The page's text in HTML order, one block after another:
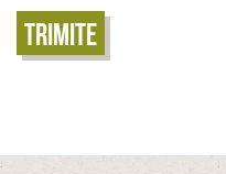
Trimite